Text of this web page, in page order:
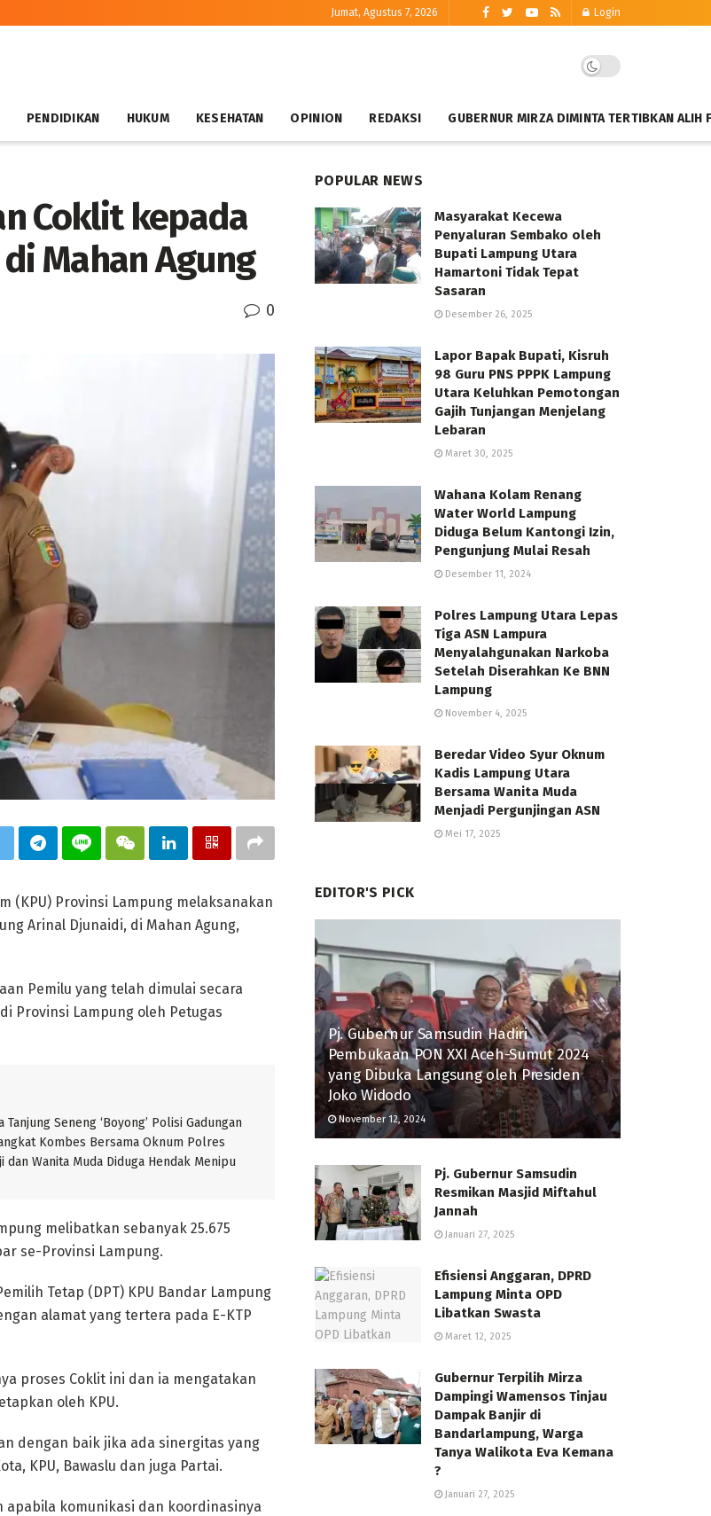
Jumat, Agustus 7, 2026 Login
PENDIDIKAN HUKUM KESEHATAN OPINION REDAKSI GUBERNUR MIRZA DIMINTA TERTIBKAN ALIH
Coklit kepada
Mahan Agung
0
(KPU) Provinsi Lampung melaksanakan
Arinal Djunaidi, di Mahan Agung,
Pemilu yang telah dimulai secara
Provinsi Lampung oleh Petugas
Tanjung Seneng ‘Boyong’ Polisi Gadungan
Kombes Bersama Oknum Polres
dan Wanita Muda Diduga Hendak Menipu
melibatkan sebanyak 25.675
se-Provinsi Lampung.
Tetap (DPT) KPU Bandar Lampung
alamat yang tertera pada E-KTP
proses Coklit ini dan ia mengatakan
oleh KPU.
dengan baik jika ada sinergitas yang
KPU, Bawaslu dan juga Partai.
apabila komunikasi dan koordinasinya
POPULAR NEWS
Masyarakat Kecewa
Penyaluran Sembako oleh
Bupati Lampung Utara
Hamartoni Tidak Tepat
Sasaran
Desember 26, 2025
Lapor Bapak Bupati, Kisruh
98 Guru PNS PPPK Lampung
Utara Keluhkan Pemotongan
Gajih Tunjangan Menjelang
Lebaran
Maret 30, 2025
Wahana Kolam Renang
Water World Lampung
Diduga Belum Kantongi Izin,
Pengunjung Mulai Resah
Desember 11, 2024
Polres Lampung Utara Lepas
Tiga ASN Lampura
Menyalahgunakan Narkoba
Setelah Diserahkan Ke BNN
Lampung
November 4, 2025
Beredar Video Syur Oknum
Kadis Lampung Utara
Bersama Wanita Muda
Menjadi Pergunjingan ASN
Mei 17, 2025
EDITOR'S PICK
Pj. Gubernur Samsudin Hadiri
Pembukaan PON XXI Aceh-Sumut 2024
yang Dibuka Langsung oleh Presiden
Joko Widodo
November 12, 2024
Pj. Gubernur Samsudin
Resmikan Masjid Miftahul
Jannah
Januari 27, 2025
Efisiensi Anggaran, DPRD
Lampung Minta OPD
Libatkan Swasta
Maret 12, 2025
Gubernur Terpilih Mirza
Dampingi Wamensos Tinjau
Dampak Banjir di
Bandarlampung, Warga
Tanya Walikota Eva Kemana
?
Januari 27, 2025